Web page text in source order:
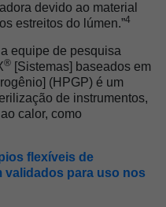
devido ao material
estreitos do lúmen.”4
equipe de pesquisa
® [Sistemas] baseados em
(HPGP) é um
de instrumentos,
calor, como
flexíveis de
validados para uso nos